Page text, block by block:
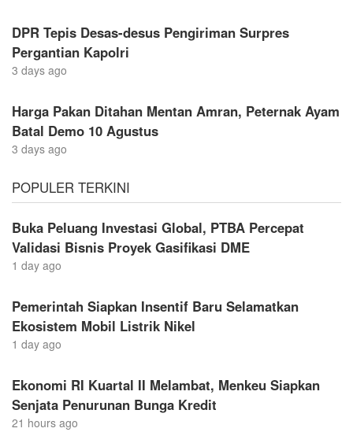
DPR Tepis Desas-desus Pengiriman Surpres
Pergantian Kapolri
3 days ago
Harga Pakan Ditahan Mentan Amran, Peternak Ayam
Batal Demo 10 Agustus
3 days ago
POPULER TERKINI
Buka Peluang Investasi Global, PTBA Percepat
Validasi Bisnis Proyek Gasifikasi DME
1 day ago
Pemerintah Siapkan Insentif Baru Selamatkan
Ekosistem Mobil Listrik Nikel
1 day ago
Ekonomi RI Kuartal II Melambat, Menkeu Siapkan
Senjata Penurunan Bunga Kredit
21 hours ago